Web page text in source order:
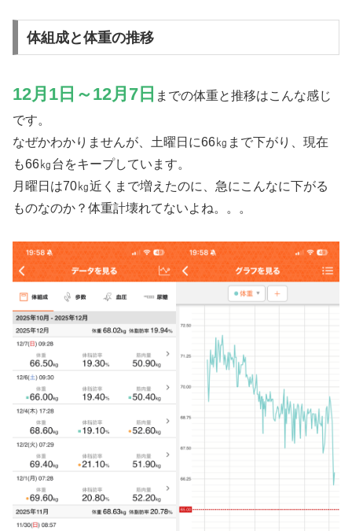
体組成と体重の推移
12月1日～12月7日 までの体重と推移はこんな感じ
です。
なぜかわかりませんが、土曜日に66㎏まで下がり、現在
も66㎏台をキープしています。
月曜日は70㎏近くまで増えたのに、急にこんなに下がる
ものなのか？体重計壊れてないよね。。。